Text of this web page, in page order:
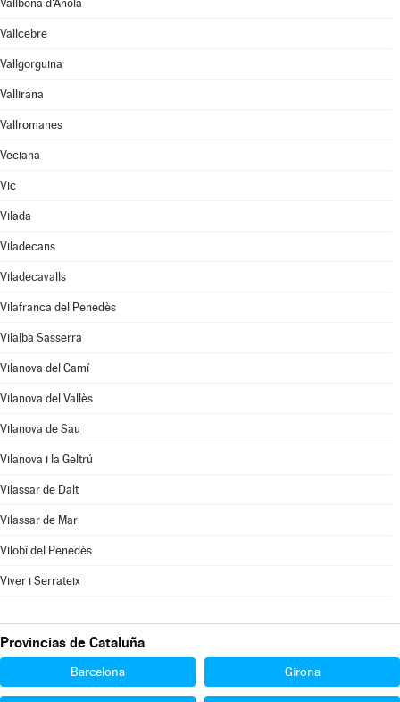
Vallbona d'Anoia
Vallcebre
Vallgorguina
Vallirana
Vallromanes
Veciana
Vic
Vilada
Viladecans
Viladecavalls
Vilafranca del Penedès
Vilalba Sasserra
Vilanova del Camí
Vilanova del Vallès
Vilanova de Sau
Vilanova i la Geltrú
Vilassar de Dalt
Vilassar de Mar
Vilobí del Penedès
Viver i Serrateix
Provincias de Cataluña
Barcelona Girona